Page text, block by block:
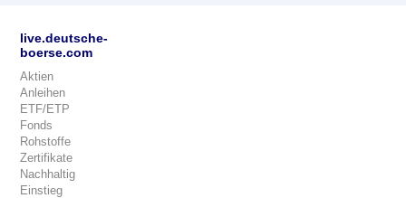
live.deutsche-
boerse.com
Aktien
Anleihen
ETF/ETP
Fonds
Rohstoffe
Zertifikate
Nachhaltig
Einstieg